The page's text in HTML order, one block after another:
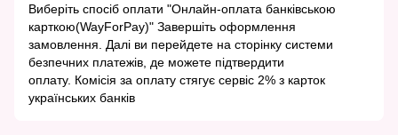
Виберіть спосіб оплати "Онлайн-оплата банківською
карткою(WayForPay)" Завершіть оформлення
замовлення. Далі ви перейдете на сторінку системи
безпечних платежів, де можете підтвердити
оплату. Комісія за оплату стягує сервіс 2% з карток
українських банків